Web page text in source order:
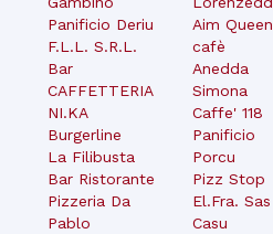
Panificio Deriu
F.L.L. S.R.L.
Bar
CAFFETTERIA
NI.KA
Burgerline
La Filibusta
Bar Ristorante
Pizzeria Da
Pablo
Aim
cafè
Anedda
Simona
Caffe' 118
Panificio
Porcu
Pizz Stop
El.Fra.
Casu